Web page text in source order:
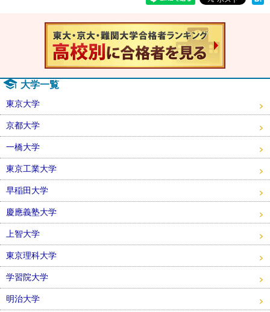
大学一覧
東京大学
京都大学
一橋大学
東京工業大学
早稲田大学
慶應義塾大学
上智大学
東京理科大学
学習院大学
明治大学